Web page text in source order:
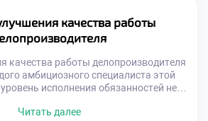
информации. Синергия сотрудников
индивидуальных усилий каждого.
зависит от слаженности
достигается через
осознанную […]
качества работы
качества работы делопроизводителя
амбициозного специалиста этой
исполнения обязанностей не
регулярной практики и постоянного
Читать далее